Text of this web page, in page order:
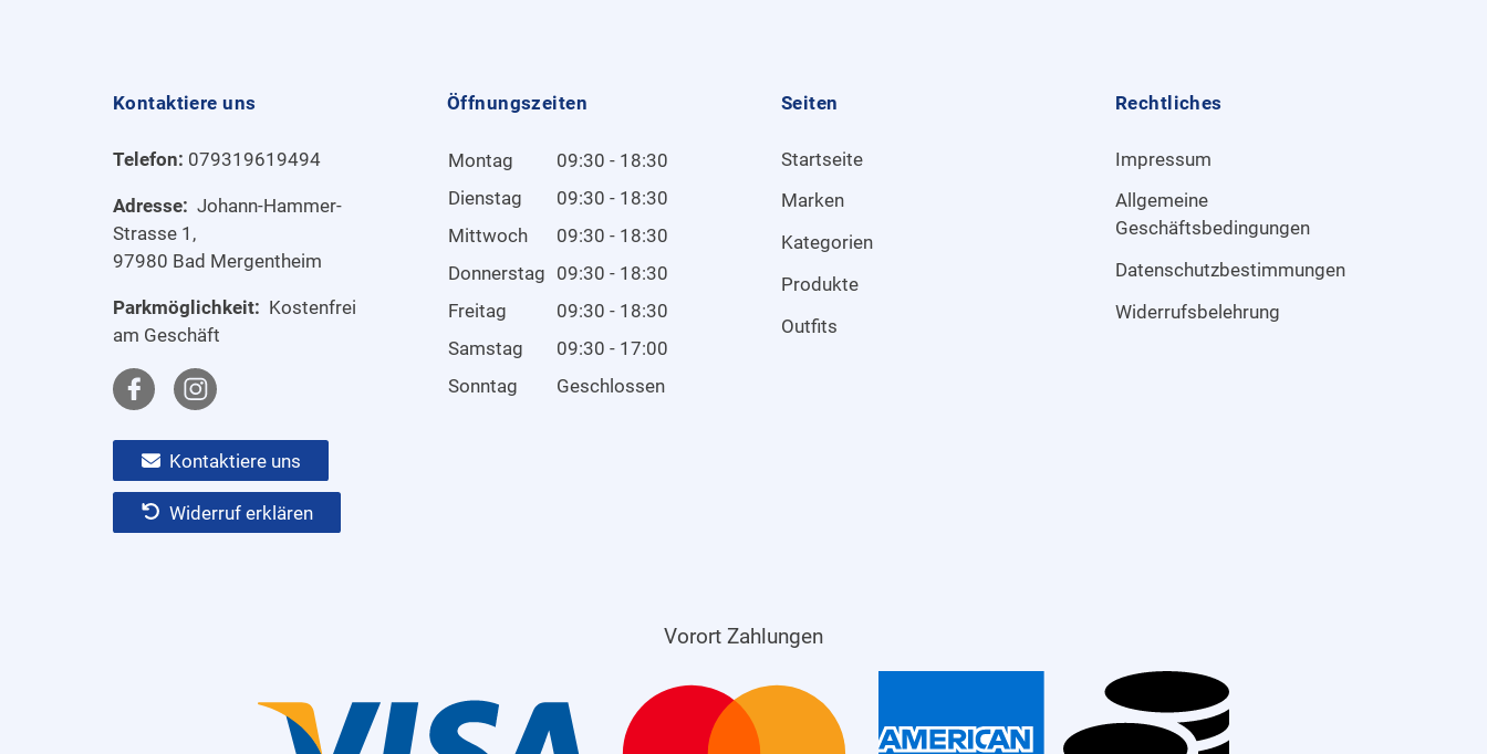
Kontaktiere uns
Telefon: 079319619494
Adresse: Johann-Hammer-
Strasse 1,
97980 Bad Mergentheim
Parkmöglichkeit: Kostenfrei
am Geschäft
Kontaktiere uns
Widerruf erklären
Öffnungszeiten
Montag
09:30 - 18:30
Dienstag
09:30 - 18:30
Mittwoch
09:30 - 18:30
Donnerstag 09:30 - 18:30
Freitag
09:30 - 18:30
Samstag
09:30 - 17:00
Sonntag
Geschlossen
Seiten
Startseite
Marken
Kategorien
Produkte
Outfits
Rechtliches
Impressum
Allgemeine
Geschäftsbedingungen
Datenschutzbestimmungen
Widerrufsbelehrung
Vorort Zahlungen